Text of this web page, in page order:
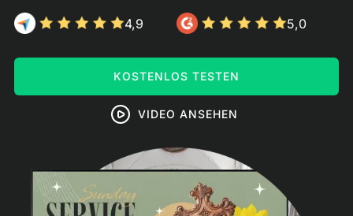
4,9 5,0
KOSTENLOS TESTEN
VIDEO ANSEHEN